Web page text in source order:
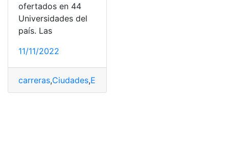
ofertados en 44
Universidades del
país. Las
11/11/2022
carreras,Ciudades,Educativas